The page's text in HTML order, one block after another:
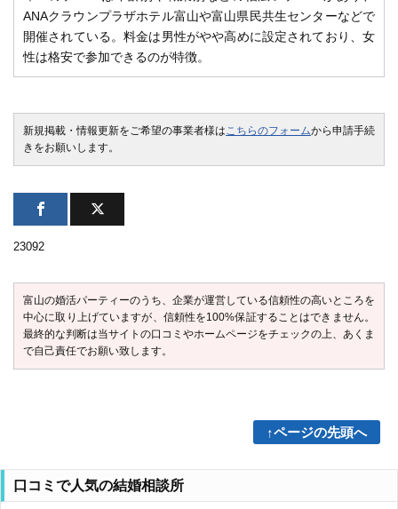
ANAクラウンプラザホテル富山や富山県民共生センターなどで
開催されている。料金は男性がやや高めに設定されており、女
性は格安で参加できるのが特徴。
新規掲載・情報更新をご希望の事業者様はこちらのフォームから申請手続
きをお願いします。
23092
富山の婚活パーティーのうち、企業が運営している信頼性の高いところを
中心に取り上げていますが、信頼性を100%保証することはできません。
最終的な判断は当サイトの口コミやホームページをチェックの上、あくま
で自己責任でお願い致します。
↑ページの先頭へ
口コミで人気の結婚相談所